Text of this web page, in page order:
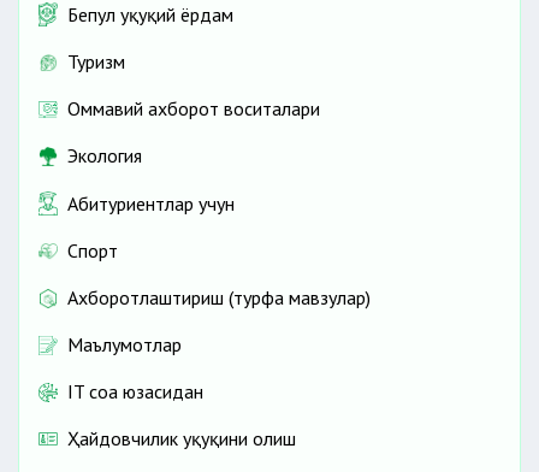
Бепул ҳуқуқий ёрдам
Туризм
Оммавий ахборот воситалари
Экология
Абитуриентлар учун
Спорт
Ахборотлаштириш (турфа мавзулар)
Маълумотлар
IT соҳа юзасидан
Ҳайдовчилик ҳуқуқини олиш